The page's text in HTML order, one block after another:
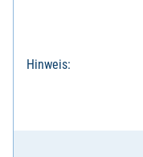
Hinweis: